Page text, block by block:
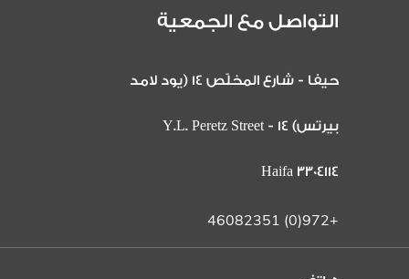
التواصل مع الجمعية
حيفا - شارع المخلّص 14 (يود لامد
بيرتس) 14 Y.L. Peretz Street -
Haifa 3304114
+972(0) 46082351